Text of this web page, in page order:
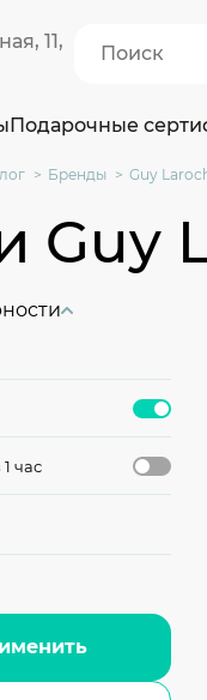
11,
Подарочные
Бренды Guy
Guy
час